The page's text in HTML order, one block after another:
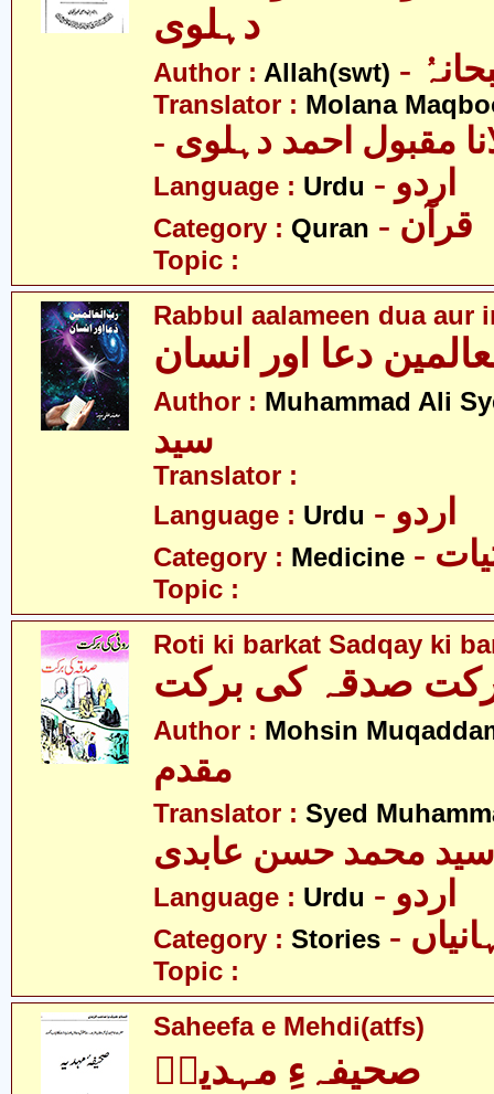
دہلوی
Author : Allah(swt)
Translator : Molana
مقبول احمد دہلوی
Language : Urdu - اردو
Category : Quran - قرآن
Topic :
Rabbul aalameen dua aur
دعا اور انسان
Author : Muhammad Ali
سید
Translator :
Language : Urdu - اردو
Category : Medicine
Topic :
Roti ki barkat Sadqay ki
صدقہ کی برکت
Author : Mohsin
مقدم
Translator : Syed
سید محمد حسن عابدی
Language : Urdu - اردو
Category : Stories
Topic :
Saheefa e Mehdi(atfs)
صحیفہءِ مہدیہؑ